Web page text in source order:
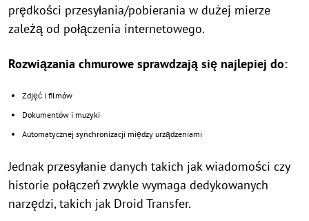
prędkości przesyłania/pobierania w dużej mierze
zależą od połączenia internetowego.
Rozwiązania chmurowe sprawdzają się najlepiej do:
Zdjęć i filmów
Dokumentów i muzyki
Automatycznej synchronizacji między urządzeniami
Jednak przesyłanie danych takich jak wiadomości czy
historie połączeń zwykle wymaga dedykowanych
narzędzi, takich jak Droid Transfer.